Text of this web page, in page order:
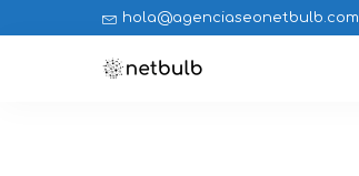
hola@agenciaseonetbulb.com